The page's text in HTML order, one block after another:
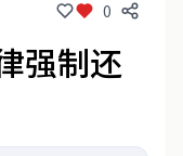
0
强制还